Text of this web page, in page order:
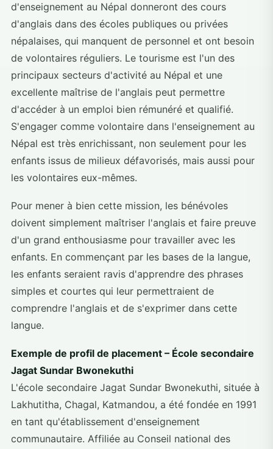
d'enseignement au Népal donneront des cours
d'anglais dans des écoles publiques ou privées
népalaises, qui manquent de personnel et ont besoin
de volontaires réguliers. Le tourisme est l'un des
principaux secteurs d'activité au Népal et une
excellente maîtrise de l'anglais peut permettre
d'accéder à un emploi bien rémunéré et qualifié.
S'engager comme volontaire dans l'enseignement au
Népal est très enrichissant, non seulement pour les
enfants issus de milieux défavorisés, mais aussi pour
les volontaires eux-mêmes.
Pour mener à bien cette mission, les bénévoles
doivent simplement maîtriser l'anglais et faire preuve
d'un grand enthousiasme pour travailler avec les
enfants. En commençant par les bases de la langue,
les enfants seraient ravis d'apprendre des phrases
simples et courtes qui leur permettraient de
comprendre l'anglais et de s'exprimer dans cette
langue.
Exemple de profil de placement – École secondaire
Jagat Sundar Bwonekuthi
L'école secondaire Jagat Sundar Bwonekuthi, située à
Lakhutitha, Chagal, Katmandou, a été fondée en 1991
en tant qu'établissement d'enseignement
communautaire. Affiliée au Conseil national des